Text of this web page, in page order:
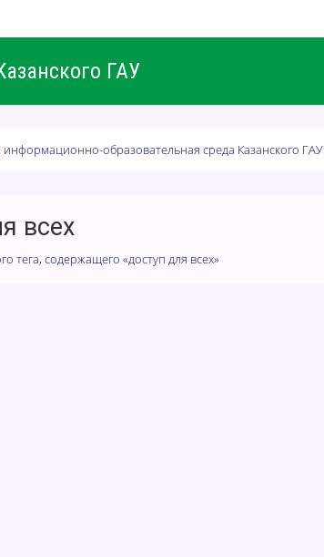
ГАУ
информационно-образовательная среда Казанского ГАУ
всех
тега, содержащего «доступ для всех»